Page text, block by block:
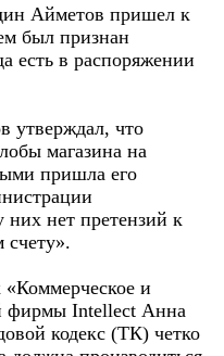
Айметов пришел к
был признан
есть в распоряжении
утверждал, что
магазина на
пришла его
них нет претензий к
счету».
«Коммерческое и
фирмы Intellect Анна
кодекс (ТК) четко